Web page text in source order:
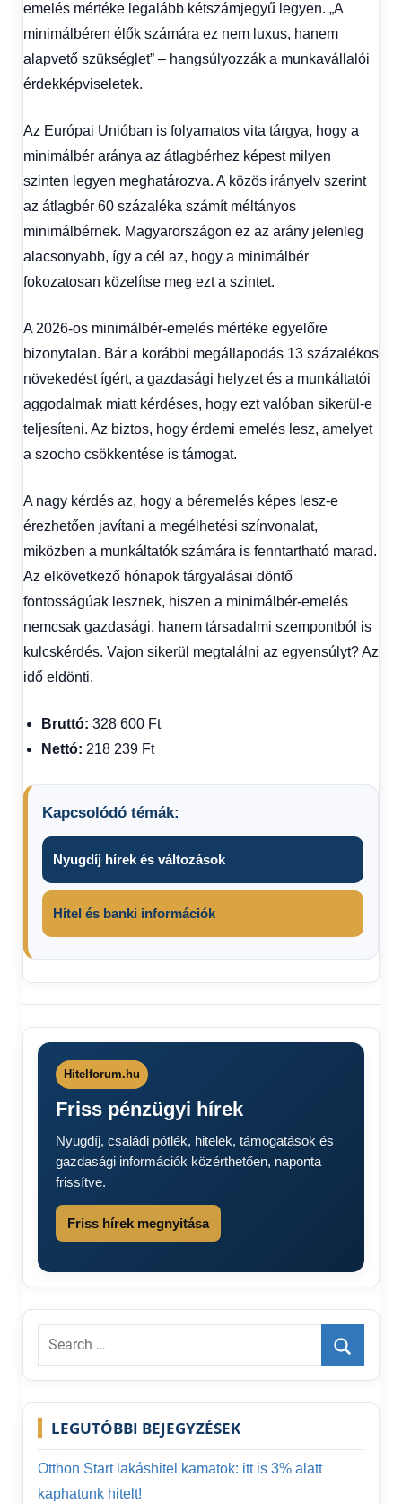
emelés mértéke legalább kétszámjegyű legyen. „A
minimálbéren élők számára ez nem luxus, hanem
alapvető szükséglet” – hangsúlyozzák a munkavállalói
érdekképviseletek.
Az Európai Unióban is folyamatos vita tárgya, hogy a
minimálbér aránya az átlagbérhez képest milyen
szinten legyen meghatározva. A közös irányelv szerint
az átlagbér 60 százaléka számít méltányos
minimálbérnek. Magyarországon ez az arány jelenleg
alacsonyabb, így a cél az, hogy a minimálbér
fokozatosan közelítse meg ezt a szintet.
A 2026-os minimálbér-emelés mértéke egyelőre
bizonytalan. Bár a korábbi megállapodás 13 százalékos
növekedést ígért, a gazdasági helyzet és a munkáltatói
aggodalmak miatt kérdéses, hogy ezt valóban sikerül-e
teljesíteni. Az biztos, hogy érdemi emelés lesz, amelyet
a szocho csökkentése is támogat.
A nagy kérdés az, hogy a béremelés képes lesz-e
érezhetően javítani a megélhetési színvonalat,
miközben a munkáltatók számára is fenntartható marad.
Az elkövetkező hónapok tárgyalásai döntő
fontosságúak lesznek, hiszen a minimálbér-emelés
nemcsak gazdasági, hanem társadalmi szempontból is
kulcskérdés. Vajon sikerül megtalálni az egyensúlyt? Az
idő eldönti.
Bruttó: 328 600 Ft
Nettó: 218 239 Ft
Kapcsolódó témák:
Nyugdíj hírek és változások
Hitel és banki információk
minimálbér
2026
Minimálbér
Minimálbér
Nettó
minimálbér
bérminimum
bruttó
minimálbér
összege
Hitelforum.hu
Friss pénzügyi hírek
Nyugdíj, családi pótlék, hitelek, támogatások és
gazdasági információk közérthetően, naponta
frissítve.
Friss hírek megnyitása
Search
Search
LEGUTÓBBI BEJEGYZÉSEK
Otthon Start lakáshitel kamatok: itt is 3% alatt
kaphatunk hitelt!